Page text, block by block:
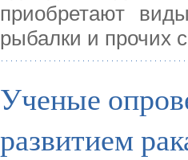
приобретают
рыбалки и прочих
Ученые
развитием